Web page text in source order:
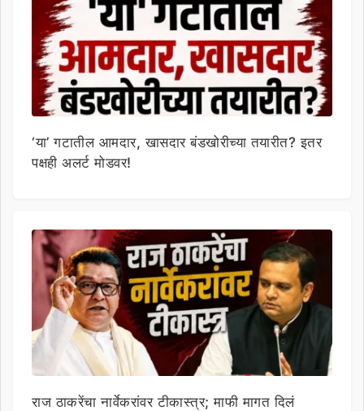
‘या’ गटातील आमदार, खासदार बंडखोरीच्या तयारीत? इतर
पक्षही अलर्ट मोडवर!
राज ठाकरेंचा नार्वेकरांवर टीकास्त्र; माफी मागत दिलं